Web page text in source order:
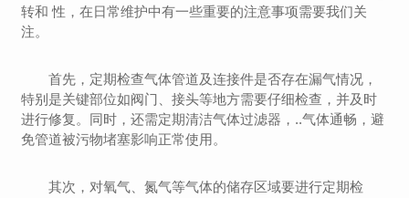
转和 性，在日常维护中有一些重要的注意事项需要我们关
注。
首先，定期检查气体管道及连接件是否存在漏气情况，
特别是关键部位如阀门、接头等地方需要仔细检查，并及时
进行修复。同时，还需定期清洁气体过滤器，..气体通畅，避
免管道被污物堵塞影响正常使用。
其次，对氧气、氮气等气体的储存区域要进行定期检